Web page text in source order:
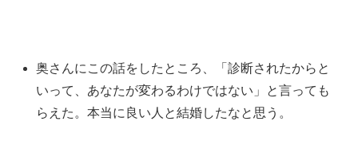
奥さんにこの話をしたところ、「診断されたからと
いって、あなたが変わるわけではない」と言っても
らえた。本当に良い人と結婚したなと思う。